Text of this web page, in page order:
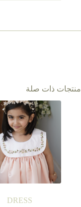
منتجات ذات صلة
DRESS